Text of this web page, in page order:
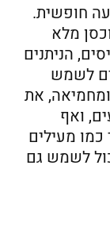
חופשית.
מלא
הניתנים
לשמש
את
ואף
כמו מעילים
לשמש גם